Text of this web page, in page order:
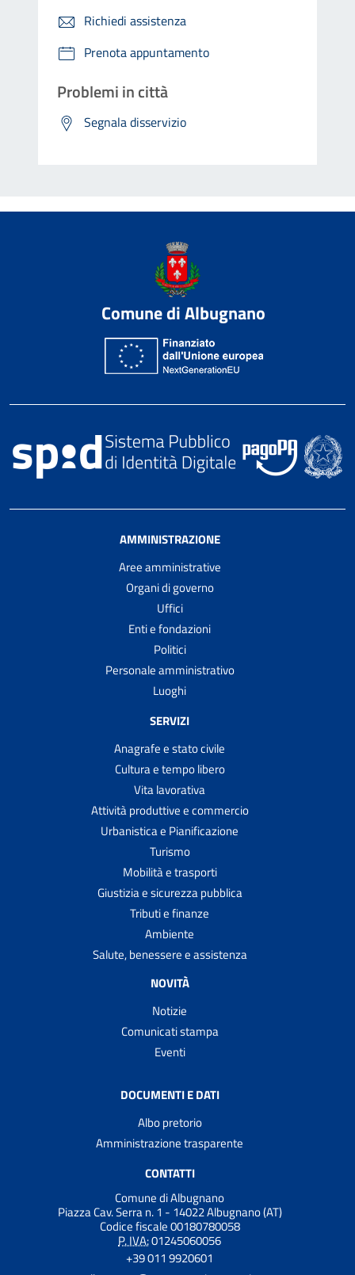
Richiedi assistenza
Prenota appuntamento
Problemi in città
Segnala disservizio
Comune di Albugnano
AMMINISTRAZIONE
Aree amministrative
Organi di governo
Uffici
Enti e fondazioni
Politici
Personale amministrativo
Luoghi
SERVIZI
Anagrafe e stato civile
Cultura e tempo libero
Vita lavorativa
Attività produttive e commercio
Urbanistica e Pianificazione
Turismo
Mobilità e trasporti
Giustizia e sicurezza pubblica
Tributi e finanze
Ambiente
Salute, benessere e assistenza
NOVITÀ
Notizie
Comunicati stampa
Eventi
DOCUMENTI E DATI
Albo pretorio
Amministrazione trasparente
CONTATTI
Comune di Albugnano
Piazza Cav. Serra n. 1 - 14022 Albugnano (AT)
Codice fiscale 00180780058
P. IVA:01245060056
+39 011 9920601